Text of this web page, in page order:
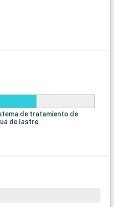
de tratamiento de
de lastre